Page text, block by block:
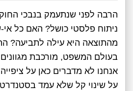
הרבה לפני שנתעמק בנבכי
ניתוח פלסטי כושל? האם כל אי-
מהתוצאה היא עילה לתביעה?
בעולם המשפט, מורכבת
אנחנו לא מדברים כאן על
על שינוי קל שלא עמד